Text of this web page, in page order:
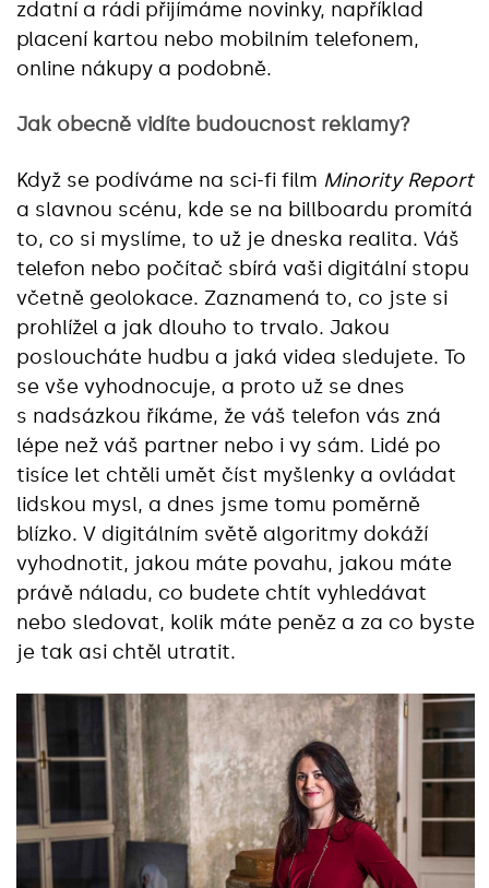
zdatní a rádi přijímáme novinky, například
placení kartou nebo mobilním telefonem,
online nákupy a podobně.
Jak obecně vidíte budoucnost reklamy?
Když se podíváme na sci-fi film Minority Report
a slavnou scénu, kde se na billboardu promítá
to, co si myslíme, to už je dneska realita. Váš
telefon nebo počítač sbírá vaši digitální stopu
včetně geolokace. Zaznamená to, co jste si
prohlížel a jak dlouho to trvalo. Jakou
posloucháte hudbu a jaká videa sledujete. To
se vše vyhodnocuje, a proto už se dnes
s nadsázkou říkáme, že váš telefon vás zná
lépe než váš partner nebo i vy sám. Lidé po
tisíce let chtěli umět číst myšlenky a ovládat
lidskou mysl, a dnes jsme tomu poměrně
blízko. V digitálním světě algoritmy dokáží
vyhodnotit, jakou máte povahu, jakou máte
právě náladu, co budete chtít vyhledávat
nebo sledovat, kolik máte peněz a za co byste
je tak asi chtěl utratit.